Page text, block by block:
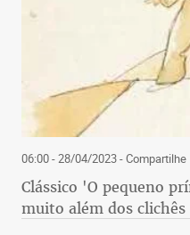
06:00 - 28/04/2023- Compartilhe
Clássico 'O pequeno
muito além dos clichês